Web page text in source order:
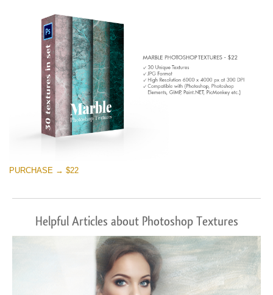
PURCHASE → $22
Helpful Articles about Photoshop Textures